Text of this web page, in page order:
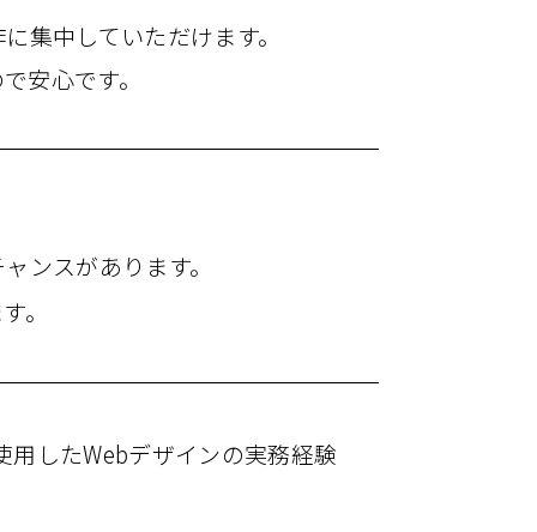
集中していただけます。
安心です。
ンスが​​あります。
。
した​Webデザインの​実務経験​